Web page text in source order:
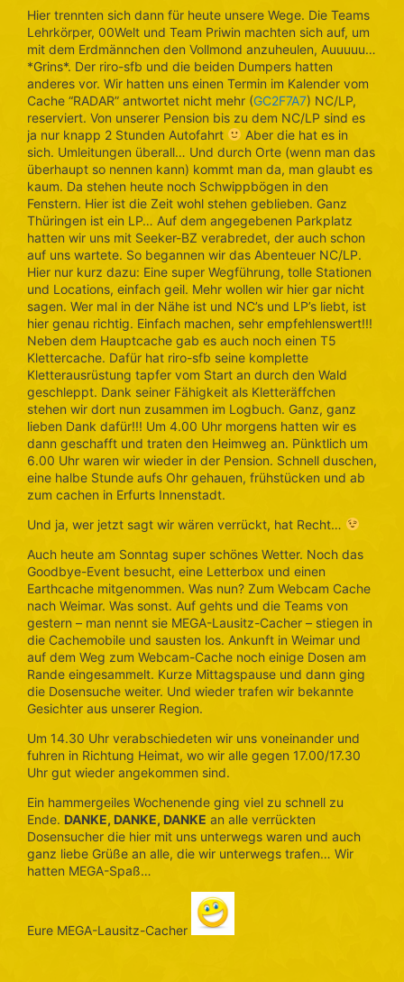
Hier trennten sich dann für heute unsere Wege. Die Teams
Lehrkörper, 00Welt und Team Priwin machten sich auf, um
mit dem Erdmännchen den Vollmond anzuheulen, Auuuuu…
*Grins*. Der riro-sfb und die beiden Dumpers hatten
anderes vor. Wir hatten uns einen Termin im Kalender vom
Cache “RADAR” antwortet nicht mehr (GC2F7A7) NC/LP,
reserviert. Von unserer Pension bis zu dem NC/LP sind es
ja nur knapp 2 Stunden Autofahrt
Aber die hat es in
sich. Umleitungen überall… Und durch Orte (wenn man das
überhaupt so nennen kann) kommt man da, man glaubt es
kaum. Da stehen heute noch Schwippbögen in den
Fenstern. Hier ist die Zeit wohl stehen geblieben. Ganz
Thüringen ist ein LP… Auf dem angegebenen Parkplatz
hatten wir uns mit Seeker-BZ verabredet, der auch schon
auf uns wartete. So begannen wir das Abenteuer NC/LP.
Hier nur kurz dazu: Eine super Wegführung, tolle Stationen
und Locations, einfach geil. Mehr wollen wir hier gar nicht
sagen. Wer mal in der Nähe ist und NC’s und LP’s liebt, ist
hier genau richtig. Einfach machen, sehr empfehlenswert!!!
Neben dem Hauptcache gab es auch noch einen T5
Klettercache. Dafür hat riro-sfb seine komplette
Kletterausrüstung tapfer vom Start an durch den Wald
geschleppt. Dank seiner Fähigkeit als Kletteräffchen
stehen wir dort nun zusammen im Logbuch. Ganz, ganz
lieben Dank dafür!!! Um 4.00 Uhr morgens hatten wir es
dann geschafft und traten den Heimweg an. Pünktlich um
6.00 Uhr waren wir wieder in der Pension. Schnell duschen,
eine halbe Stunde aufs Ohr gehauen, frühstücken und ab
zum cachen in Erfurts Innenstadt.
Und ja, wer jetzt sagt wir wären verrückt, hat Recht…
Auch heute am Sonntag super schönes Wetter. Noch das
Goodbye-Event besucht, eine Letterbox und einen
Earthcache mitgenommen. Was nun? Zum Webcam Cache
nach Weimar. Was sonst. Auf gehts und die Teams von
gestern – man nennt sie MEGA-Lausitz-Cacher – stiegen in
die Cachemobile und sausten los. Ankunft in Weimar und
auf dem Weg zum Webcam-Cache noch einige Dosen am
Rande eingesammelt. Kurze Mittagspause und dann ging
die Dosensuche weiter. Und wieder trafen wir bekannte
Gesichter aus unserer Region.
Um 14.30 Uhr verabschiedeten wir uns voneinander und
fuhren in Richtung Heimat, wo wir alle gegen 17.00/17.30
Uhr gut wieder angekommen sind.
Ein hammergeiles Wochenende ging viel zu schnell zu
Ende. DANKE, DANKE, DANKE an alle verrückten
Dosensucher die hier mit uns unterwegs waren und auch
ganz liebe Grüße an alle, die wir unterwegs trafen… Wir
hatten MEGA-Spaß…
Eure MEGA-Lausitz-Cacher